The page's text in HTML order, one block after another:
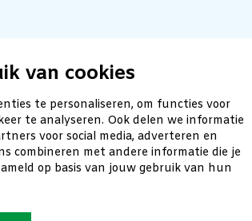
van cookies
te personaliseren, om functies voor
te analyseren. Ook delen we informatie
voor social media, adverteren en
combineren met andere informatie die je
op basis van jouw gebruik van hun